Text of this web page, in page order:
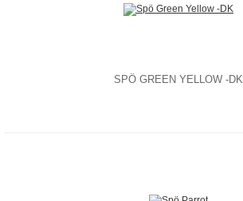
SPÖ GREEN YELLOW -DK